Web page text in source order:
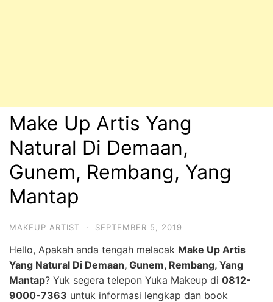
Make Up Artis Yang
Natural Di Demaan,
Gunem, Rembang, Yang
Mantap
MAKEUP ARTIST · SEPTEMBER 5, 2019
Hello, Apakah anda tengah melacak Make Up Artis
Yang Natural Di Demaan, Gunem, Rembang, Yang
Mantap? Yuk segera telepon Yuka Makeup di 0812-
9000-7363 untuk informasi lengkap dan book